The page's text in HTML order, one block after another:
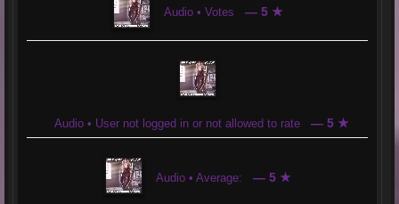
Audio • Votes — 5 ★
Audio • User not logged in or not allowed to rate — 5 ★
Audio • Average: — 5 ★